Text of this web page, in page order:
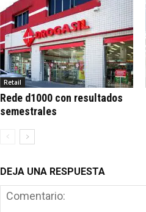
Retail
Rede d1000 con resultados
semestrales
DEJA UNA RESPUESTA